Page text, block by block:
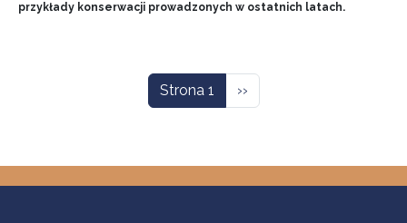
przykłady konserwacji prowadzonych w ostatnich latach.
Strona 1 Następna strona
››